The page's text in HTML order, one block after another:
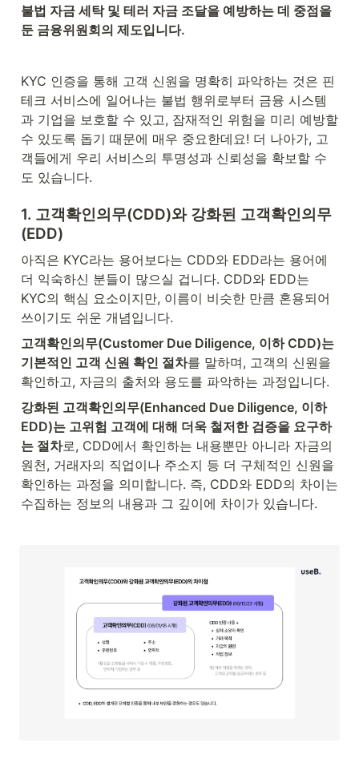
불법 자금 세탁 및 테러 자금 조달을 예방하는 데 중점을
둔 금융위원회의 제도입니다.
KYC 인증을 통해 고객 신원을 명확히 파악하는 것은 핀
테크 서비스에 일어나는 불법 행위로부터 금융 시스템
과 기업을 보호할 수 있고, 잠재적인 위험을 미리 예방할
수 있도록 돕기 때문에 매우 중요한데요! 더 나아가, 고
객들에게 우리 서비스의 투명성과 신뢰성을 확보할 수
도 있습니다.
1. 고객확인의무(CDD)와 강화된 고객확인의무
(EDD)
아직은 KYC라는 용어보다는 CDD와 EDD라는 용어에
더 익숙하신 분들이 많으실 겁니다. CDD와 EDD는
KYC의 핵심 요소이지만, 이름이 비슷한 만큼 혼용되어
쓰이기도 쉬운 개념입니다.
고객확인의무(Customer Due Diligence, 이하 CDD)는
기본적인 고객 신원 확인 절차를 말하며, 고객의 신원을
확인하고, 자금의 출처와 용도를 파악하는 과정입니다.
강화된 고객확인의무(Enhanced Due Diligence, 이하
EDD)는 고위험 고객에 대해 더욱 철저한 검증을 요구하
는 절차로, CDD에서 확인하는 내용뿐만 아니라 자금의
원천, 거래자의 직업이나 주소지 등 더 구체적인 신원을
확인하는 과정을 의미합니다. 즉, CDD와 EDD의 차이는
수집하는 정보의 내용과 그 깊이에 차이가 있습니다.